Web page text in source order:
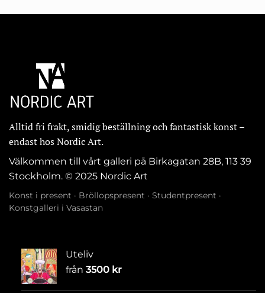
Alltid fri frakt, smidig beställning och fantastisk konst –
endast hos Nordic Art.
Välkommen till vårt galleri på Birkagatan 28B, 113 39
Stockholm. © 2025 Nordic Art
Konst i present · Bröllopspresent · Studentpresent ·
Konstgalleri i Vasastan
Uteliv
från 3500 kr